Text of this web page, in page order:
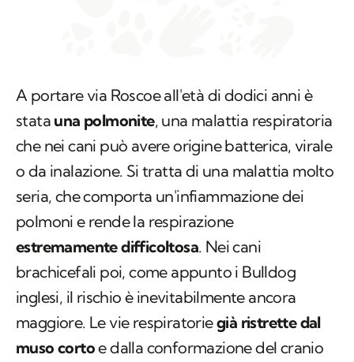
A portare via Roscoe all'età di dodici anni è
stata una polmonite, una malattia respiratoria
che nei cani può avere origine batterica, virale
o da inalazione. Si tratta di una malattia molto
seria, che comporta un'infiammazione dei
polmoni e rende la respirazione
estremamente difficoltosa. Nei cani
brachicefali poi, come appunto i Bulldog
inglesi, il rischio è inevitabilmente ancora
maggiore. Le vie respiratoriegià ristrette dal
muso cortoe dalla conformazione del cranio